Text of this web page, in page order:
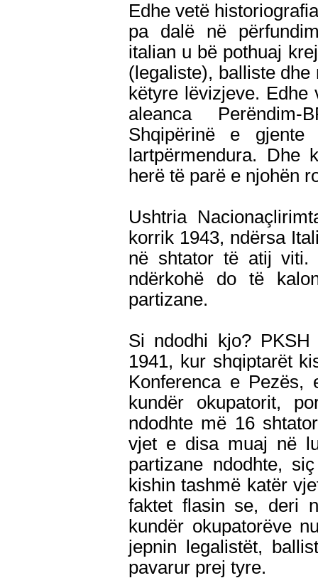
Edhe vetë
pa dalë në
italian u bë pothuaj
(legaliste), balliste
këtyre lëvizjeve.
aleanca Perëndim-
Shqipërinë e gjente
lartpërmendura.
herë të parë e njohën
Ushtria
korrik 1943, ndërsa
në shtator të atij viti.
ndërkohë do të
partizane.
Si ndodhi kjo?
1941, kur shqiptarët
Konferenca e
kundër okupatorit,
ndodhte më 16
vjet e disa muaj në
partizane ndodhte,
kishin tashmë katër
faktet flasin se, deri
kundër okupatorëve
jepnin legalistët,
pavarur prej tyre.